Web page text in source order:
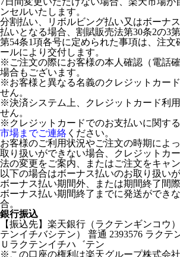
ンセルいたします。
分割払い、リボルビング払い又はボーナ
払いとなる場合、割賦販売法第30条2の3
第54条1項各号に定められた事項は、注文
ールにより交付します。
※ご注文の際にお客様の本人確認（電話
場合もございます。
※お客様と異なる名義のクレジットカー
せん。
※決済システム上、クレジットカード利
せん。
※クレジットカードでのお支払いに関す
市場までご連絡 ください。
お客様のご利用状況やご注文の時期によ
取り扱いができない場合、クレジットカ
法の変更をご案内、またはご注文をキャ
以下の場合はボーナス払いのお取り扱いが
ボーナス払い期間外、または期間終了間
ボーナス払い期間終了までに発送ができ
合。
銀行振込
【振込先】楽天銀行（ラクテンギンコウ
テンイチバシテン） 普通 2393576 ラクテ
Ｕラクテンイチハ゛テン
※この口座の権利は楽天グループ株式会社